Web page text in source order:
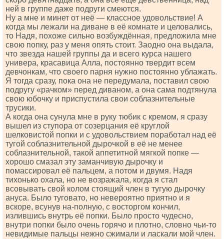
ней в группе даже подруги смеются.
Ну а мне и минет от неё — классное удовольствие! А
когда мы лежали на диване в её комнате и целовались,
то Надя, похоже сильно возбуждённая, предложила мне
свою попку, раз у меня опять стоит. Заодно она выдала,
что звезда нашей группы да и всего курса нашего
универа, красавица Алла, постоянно твердит всем
девчонкам, что своего парня нужно постоянно ублажать.
Я тогда сразу, пока она не передумала, поставил свою
подругу «рачком» перед диваном, а она сама подтянула
свою юбочку и приспустила свои соблазнительные
трусики.
А когда она сунула мне в руку тюбик с кремом, я сразу
вышел из ступора от созерцания её круглой
шелковистой попки и с удовольствием поработал над её
тугой соблазнительной дырочкой в её не менее
соблазнительной, такой аппетитной мягкой попке —
хорошо смазал эту заманчивую дырочку и
помассировал её пальцем, а потом и двумя. Надя
тихонько охала, но не возражала, когда я стал
всовывать свой колом стоящий член в тугую дырочку
ануса. Было туговато, но невероятно приятно и я
вскоре, всунув на-полную, с восторгом кончил,
излившись внутрь её попки. Было просто чудесно,
внутри попки было очень горячо и плотно, словно чьи-то
невидимые пальцы нежно сжимали и ласкали мой член.